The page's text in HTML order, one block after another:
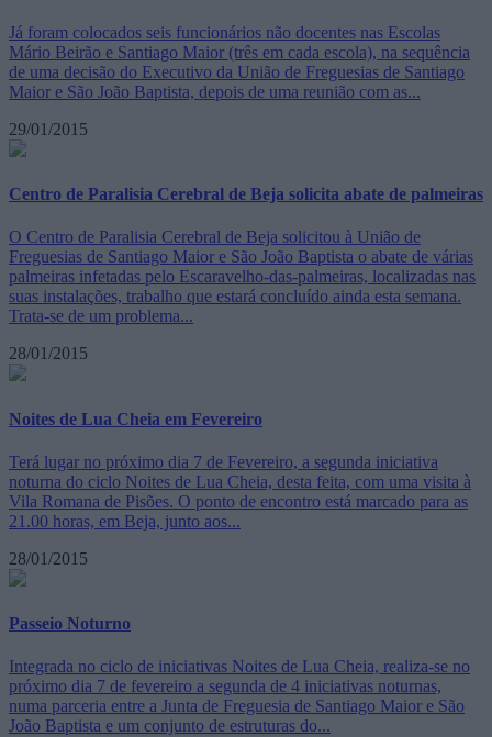
Já foram colocados seis funcionários não docentes nas Escolas
Mário Beirão e Santiago Maior (três em cada escola), na sequência
de uma decisão do Executivo da União de Freguesias de Santiago
Maior e São João Baptista, depois de uma reunião com as...
29/01/2015
Centro de Paralisia Cerebral de Beja solicita abate de palmeiras
O Centro de Paralisia Cerebral de Beja solicitou à União de
Freguesias de Santiago Maior e São João Baptista o abate de várias
palmeiras infetadas pelo Escaravelho-das-palmeiras, localizadas nas
suas instalações, trabalho que estará concluído ainda esta semana.
Trata-se de um problema...
28/01/2015
Noites de Lua Cheia em Fevereiro
Terá lugar no próximo dia 7 de Fevereiro, a segunda iniciativa
noturna do ciclo Noites de Lua Cheia, desta feita, com uma visita à
Vila Romana de Pisões. O ponto de encontro está marcado para as
21.00 horas, em Beja, junto aos...
28/01/2015
Passeio Noturno
Integrada no ciclo de iniciativas Noites de Lua Cheia, realiza-se no
próximo dia 7 de fevereiro a segunda de 4 iniciativas noturnas,
numa parceria entre a Junta de Freguesia de Santiago Maior e São
João Baptista e um conjunto de estruturas do...